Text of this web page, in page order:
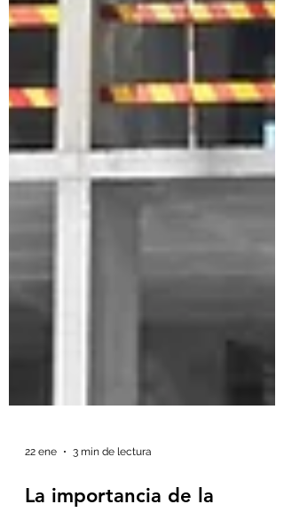
22 ene 3 min de lectura